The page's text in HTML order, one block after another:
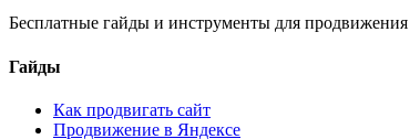
Бесплатные гайды и инструменты для
Гайды
Как продвигать сайт
Продвижение в Яндексе